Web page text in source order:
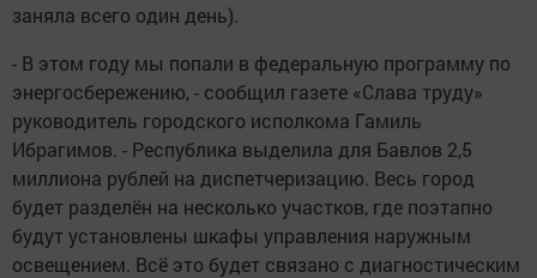
заняла всего один день).
- В этом году мы попали в федеральную программу по
энергосбережению, - сообщил газете «Слава труду»
руководитель городского исполкома Гамиль
Ибрагимов. - Республика выделила для Бавлов 2,5
миллиона рублей на диспетчеризацию. Весь город
будет разделён на несколько участков, где поэтапно
будут установлены шкафы управления наружным
освещением. Всё это будет связано с диагностическим